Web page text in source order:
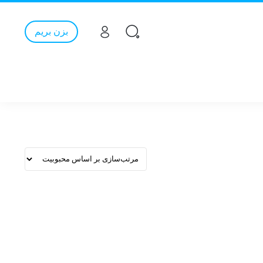
بزن بریم